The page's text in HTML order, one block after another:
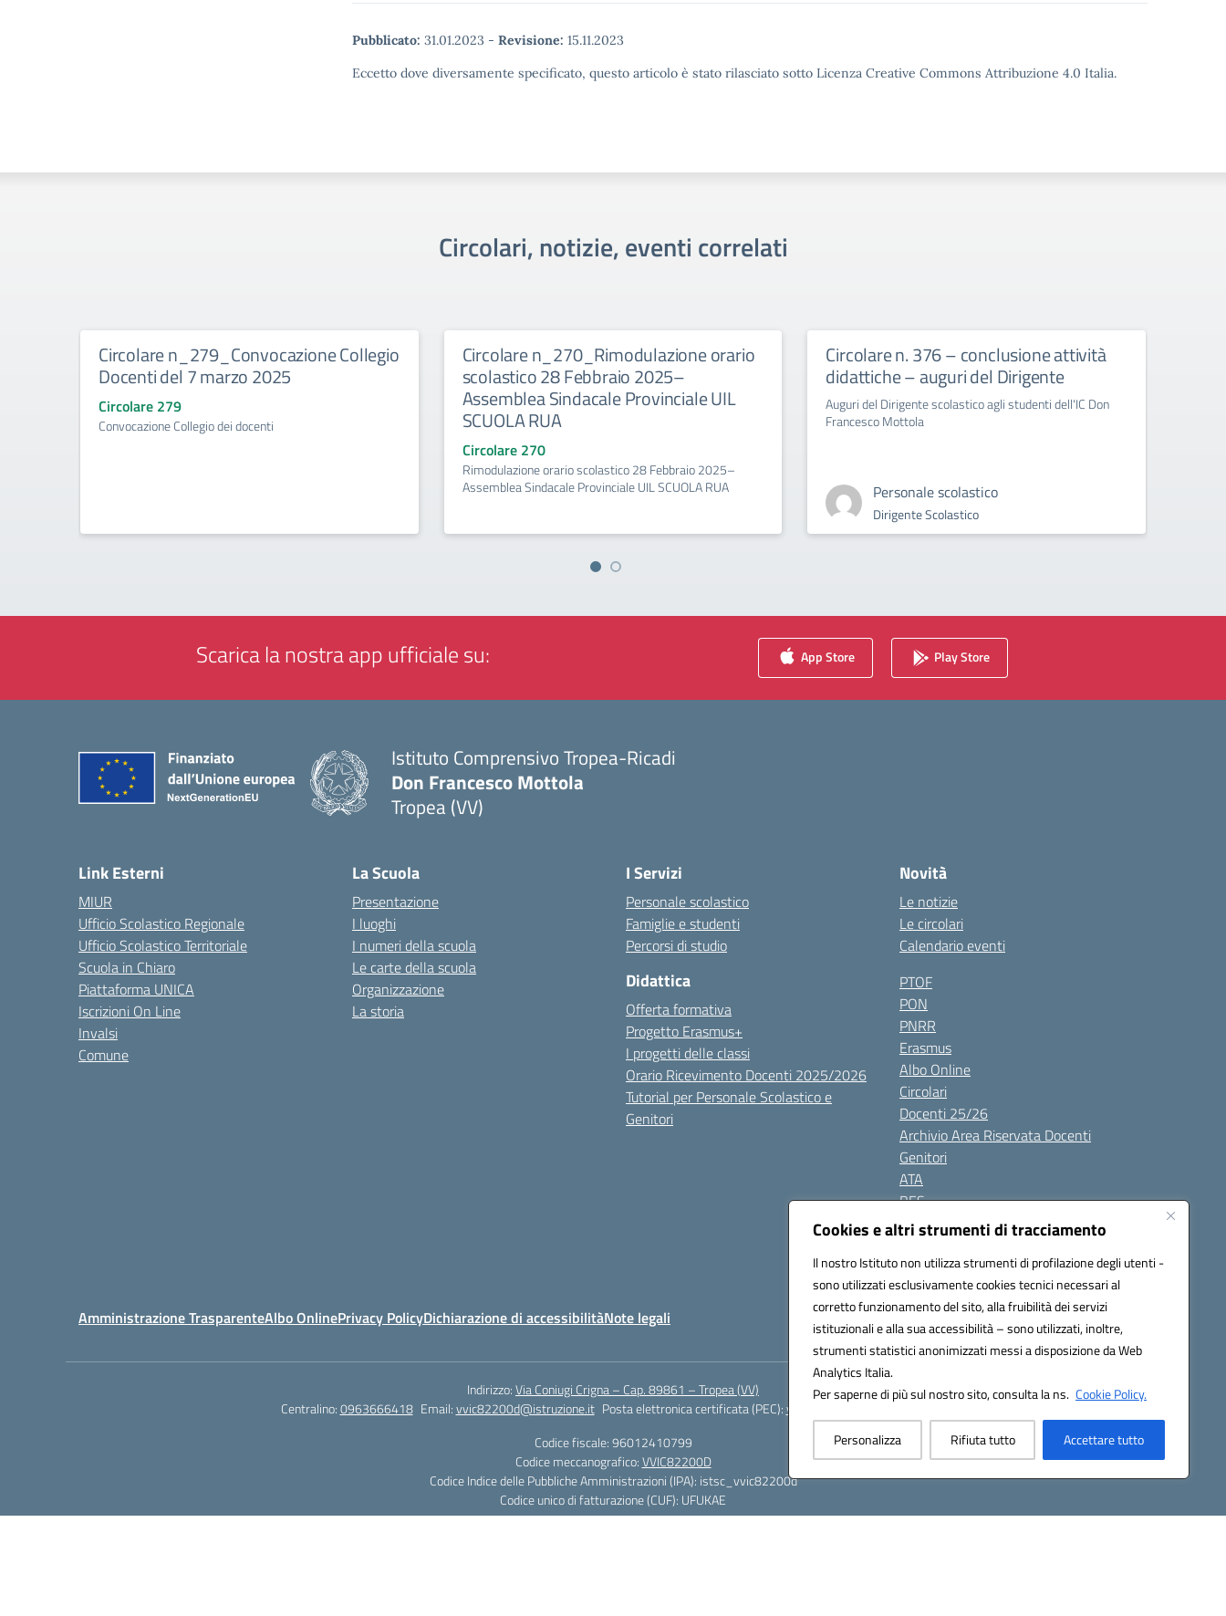
Cookies e altri strumenti di tracciamento
Il nostro Istituto non utilizza strumenti di profilazione degli utenti -
sono utilizzati esclusivamente cookies tecnici necessari al
corretto funzionamento del sito, alla fruibilità dei servizi
istituzionali e alla sua accessibilità – sono utilizzati, inoltre,
strumenti statistici anonimizzati messi a disposizione da Web
Analytics Italia.
Per saperne di più sul nostro sito, consulta la ns. Cookie Policy.
Personalizza Rifiuta tutto Accettare tutto
Pubblicato: 31.01.2023 - Revisione: 15.11.2023
Eccetto dove diversamente specificato, questo articolo è stato rilasciato sotto Licenza Creative Commons Attribuzione 4.0 Italia.
Circolari, notizie, eventi correlati
Circolare n_279_Convocazione Collegio
Docenti del 7 marzo 2025
Circolare 279
Convocazione Collegio dei docenti
Circolare n_270_Rimodulazione orario
scolastico 28 Febbraio 2025–
Assemblea Sindacale Provinciale UIL
SCUOLA RUA
Circolare 270
Rimodulazione orario scolastico 28 Febbraio 2025–
Assemblea Sindacale Provinciale UIL SCUOLA RUA
Circolare n. 376 – conclusione attività
didattiche – auguri del Dirigente
Auguri del Dirigente scolastico agli studenti dell'IC Don
Francesco Mottola
Personale scolastico
Dirigente Scolastico
Scarica la nostra app ufficiale su: App Store Play Store
Istituto Comprensivo Tropea-Ricadi
Don Francesco Mottola
Tropea (VV)
Link Esterni
MIUR
Ufficio Scolastico Regionale
Ufficio Scolastico Territoriale
Scuola in Chiaro
Piattaforma UNICA
Iscrizioni On Line
Invalsi
Comune
La Scuola
Presentazione
I luoghi
I numeri della scuola
Le carte della scuola
Organizzazione
La storia
I Servizi
Personale scolastico
Famiglie e studenti
Percorsi di studio
Didattica
Offerta formativa
Progetto Erasmus+
I progetti delle classi
Orario Ricevimento Docenti 2025/2026
Tutorial per Personale Scolastico e
Genitori
Novità
Le notizie
Le circolari
Calendario eventi
PTOF
PON
PNRR
Erasmus
Albo Online
Circolari
Docenti 25/26
Archivio Area Riservata Docenti
Genitori
ATA
BES
Modulistica
Gallery
Amministrazione TrasparenteAlbo OnlinePrivacy PolicyDichiarazione di accessibilitàNote legali
Indirizzo:Via Coniugi Crigna – Cap. 89861 – Tropea (VV)
Centralino:0963666418 Email:vvic82200d@istruzione.it Posta elettronica certificata (PEC):vvic82200d@pec.istruzione.it
Codice fiscale: 96012410799
Codice meccanografico:VVIC82200D
Codice Indice delle Pubbliche Amministrazioni (IPA): istsc_vvic82200d
Codice unico di fatturazione (CUF): UFUKAE